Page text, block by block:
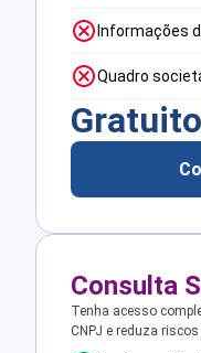
Informações
Quadro
Gratuito
Consulta
Tenha acesso
CNPJ e reduza